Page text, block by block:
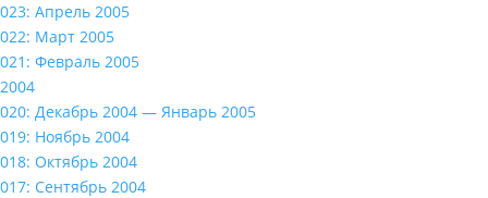
023: Апрель 2005
022: Март 2005
021: Февраль 2005
2004
020: Декабрь 2004 — Январь 2005
019: Ноябрь 2004
018: Октябрь 2004
017: Сентябрь 2004